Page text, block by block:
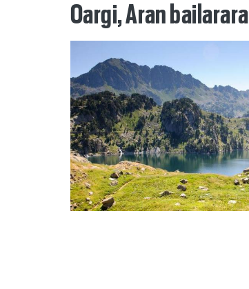
Oargi, Aran bailarara